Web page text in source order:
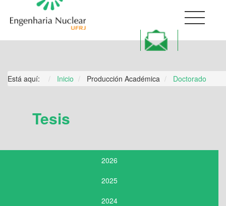
Está aquí: Inicio Producción Académica Doctorado
Tesis
2026
2025
2024